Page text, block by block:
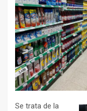
Se trata de la